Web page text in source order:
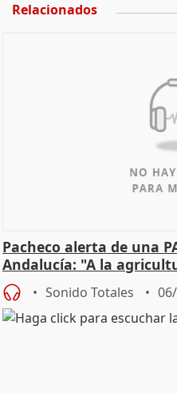
Relacionados
Pacheco alerta de una
Andalucía: "A la
Sonido Totales